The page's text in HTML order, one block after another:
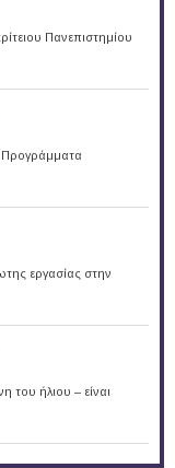
Πανεπιστημίου
εργασίας στην
του ήλιου – είναι